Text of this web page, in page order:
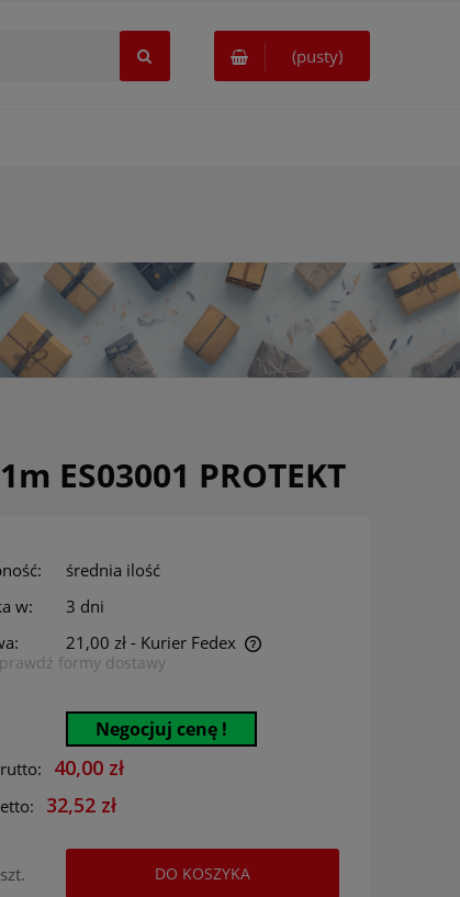
(pusty)
ES03001 PROTEKT
średnia ilość
w:
3 dni
21,00 zł - Kurier Fedex
formy dostawy
Negocjuj cenę !
40,00 zł
32,52 zł
szt. DO KOSZYKA